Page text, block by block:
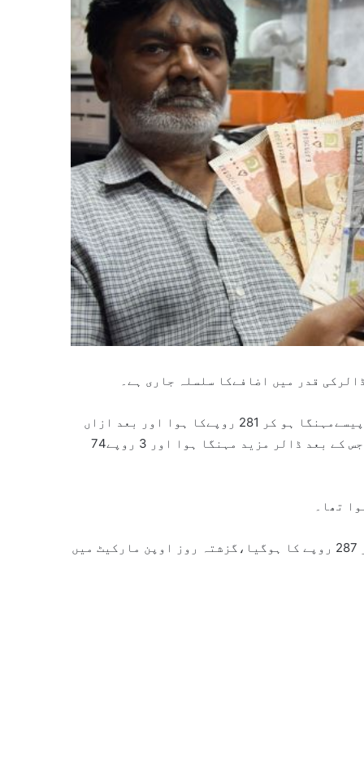
قدر میں اضافےکا سلسلہ جاری ہے۔
آج کاروبار کے آغاز میں انٹربینک میں ڈالر ایک روپے74 پیسےمہنگا ہو کر 281 روپےکا ہوا اور بعد ازاں
ایک روپیہ 99 پیسے اضافے سے 281 روپے 25 پیسےکا ہوگیا، جس کے بعد ڈالر مزید مہنگا ہوا اور 3 روپے74
دوسری جانب اوپن مارکیٹ میں ڈالر ایک روپیہ مہنگا ہوکر 287 روپے کا ہوگیا،گزشتہ روز اوپن مارکیٹ میں